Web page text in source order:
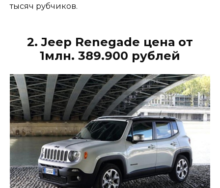
тысяч рубчиков.
2. Jeep Renegade цена от
1млн. 389.900 рублей